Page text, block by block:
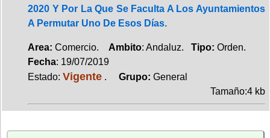
2020 Y Por La Que Se Faculta A Los Ayuntamientos
A Permutar Uno De Esos Días.
Area: Comercio. Ambito: Andaluz. Tipo: Orden.
Fecha: 19/07/2019
Estado: Vigente . Grupo: General
Tamaño:4 kb